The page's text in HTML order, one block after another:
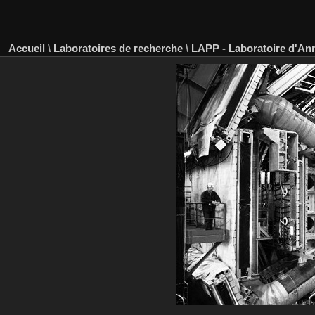
Accueil \ Laboratoires de recherche \ LAPP - Laboratoire